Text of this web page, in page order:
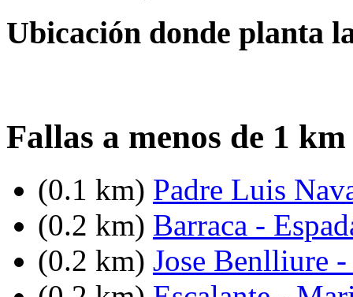
Ubicación donde planta
Fallas a menos de 1
(0.1 km) Padre Luis
(0.2 km) Barraca -
(0.2 km) Jose Benlliure